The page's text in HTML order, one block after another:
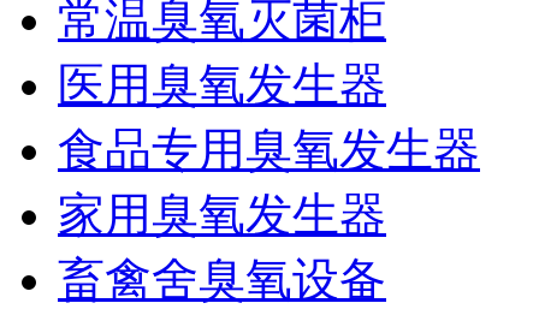
常温臭氧灭菌柜
医用臭氧发生器
食品专用臭氧发生器
家用臭氧发生器
畜禽舍臭氧设备